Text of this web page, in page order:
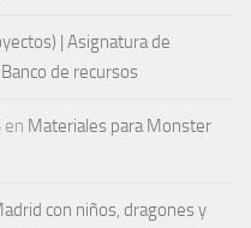
| Asignatura de
Banco de recursos
en Materiales para Monster
con niños, dragones y